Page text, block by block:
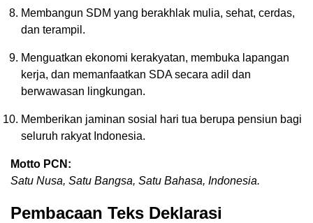
Membangun SDM yang berakhlak mulia, sehat, cerdas,
dan terampil.
Menguatkan ekonomi kerakyatan, membuka lapangan
kerja, dan memanfaatkan SDA secara adil dan
berwawasan lingkungan.
Memberikan jaminan sosial hari tua berupa pensiun bagi
seluruh rakyat Indonesia.
Motto PCN:
Satu Nusa, Satu Bangsa, Satu Bahasa, Indonesia.
Pembacaan Teks Deklarasi